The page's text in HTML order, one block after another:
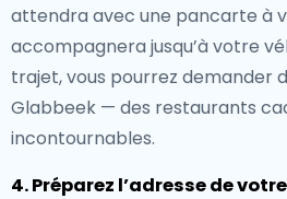
attendra avec une pancarte à
accompagnera jusqu’à votre
trajet, vous pourrez demander
Glabbeek — des restaurants
incontournables.
4. Préparez l’adresse de